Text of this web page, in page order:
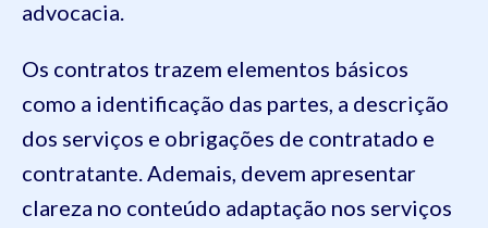
advocacia.
Os contratos trazem elementos básicos
como a identificação das partes, a descrição
dos serviços e obrigações de contratado e
contratante. Ademais, devem apresentar
clareza no conteúdo adaptação nos serviços